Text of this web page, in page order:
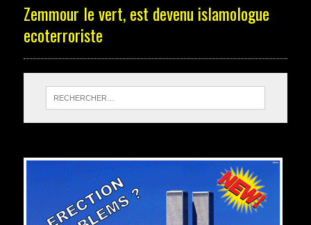
Zemmour le vert, est devenu islamologue
ecoterroriste